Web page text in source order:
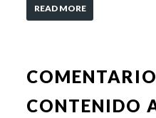
READ MORE
CONTENIDO